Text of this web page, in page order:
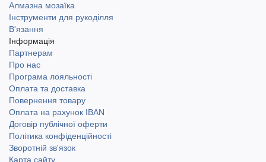
Алмазна мозаїка
Інструменти для рукоділля
В'язання
Інформація
Партнерам
Про нас
Програма лояльності
Оплата та доставка
Повернення товару
Оплата на рахунок IBAN
Договір публічної оферти
Політика конфіденційності
Зворотній зв'язок
Карта сайту